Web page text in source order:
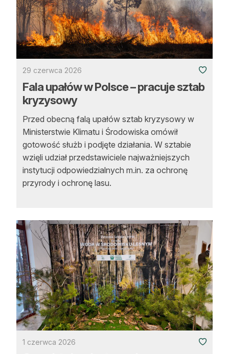
29 czerwca 2026
Fala upałów w Polsce – pracuje sztab
kryzysowy
Przed obecną falą upałów sztab kryzysowy w
Ministerstwie Klimatu i Środowiska omówił
gotowość służb i podjęte działania. W sztabie
wzięli udział przedstawiciele najważniejszych
instytucji odpowiedzialnych m.in. za ochronę
przyrody i ochronę lasu.
1 czerwca 2026